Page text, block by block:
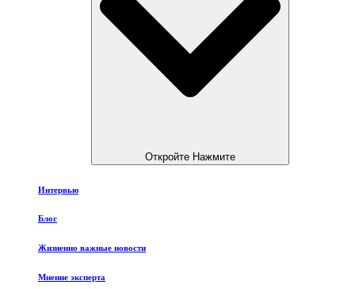
Откройте Нажмите
Интервью
Блог
Жизненно важные новости
Мнение эксперта